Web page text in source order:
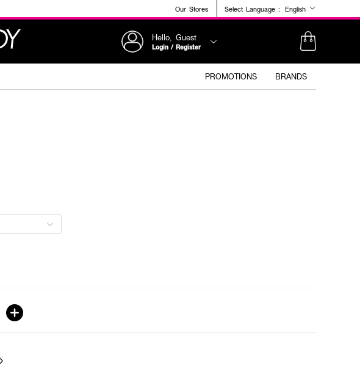
Our Stores Select Language : English
Hello, Guest
Login / Register
PROMOTIONS BRANDS